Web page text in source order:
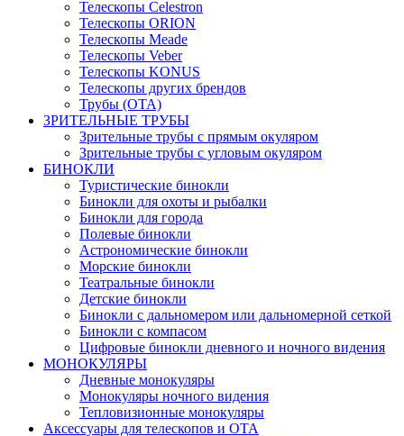
Телескопы Celestron
Телескопы ORION
Телескопы Meade
Телескопы Veber
Телескопы KONUS
Телескопы других брендов
Трубы (ОТА)
ЗРИТЕЛЬНЫЕ ТРУБЫ
Зрительные трубы с прямым окуляром
Зрительные трубы с угловым окуляром
БИНОКЛИ
Туристические бинокли
Бинокли для охоты и рыбалки
Бинокли для города
Полевые бинокли
Астрономические бинокли
Морские бинокли
Театральные бинокли
Детские бинокли
Бинокли с дальномером или дальномерной сеткой
Бинокли с компасом
Цифровые бинокли дневного и ночного видения
МОНОКУЛЯРЫ
Дневные монокуляры
Монокуляры ночного видения
Тепловизионные монокуляры
Аксессуары для телескопов и ОТА